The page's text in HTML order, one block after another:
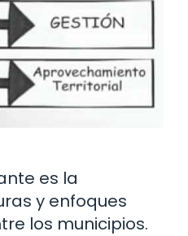
es la
y enfoques
los municipios.